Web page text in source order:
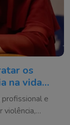
os
na vida
e
violência,